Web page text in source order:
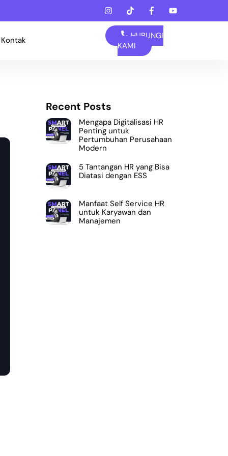
Kontak
HUBUNGI
KAMI
Recent Posts
Mengapa Digitalisasi HR
Penting untuk
Pertumbuhan Perusahaan
Modern
5 Tantangan HR yang Bisa
Diatasi dengan ESS
Manfaat Self Service HR
untuk Karyawan dan
Manajemen